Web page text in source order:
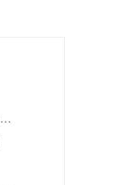
社会保障卡启用（含社会保障卡银行账户激活）